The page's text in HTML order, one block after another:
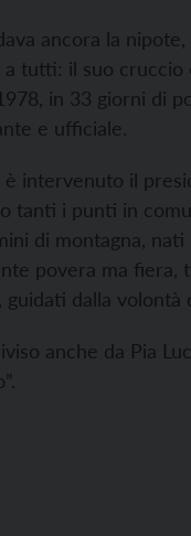
ancora la
tutti: il suo
in 33 giorni di
e ufficiale.
intervenuto il
tanti i punti in
di montagna,
povera ma
dalla volontà
anche da Pia